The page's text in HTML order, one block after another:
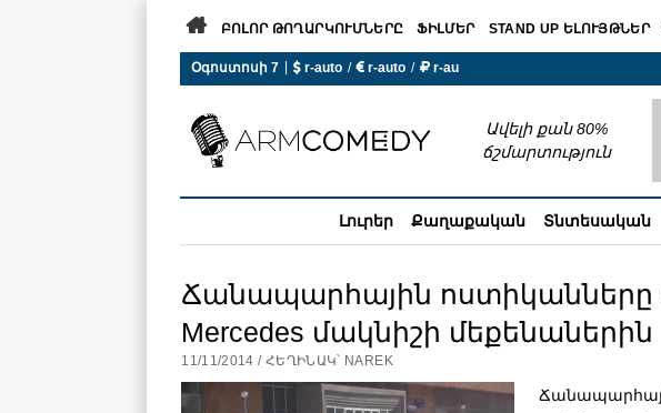
 ԲՈԼՈՐ ԹՈՂԱՐԿՈՒՄՆԵՐԸ ՖԻԼՄԵՐ STAND UP ԵԼՈՒՅԹՆԵՐ
Օգոստոսի 7 | 0°C  Եղանակն այսօր չի աշխատում
Ավելի քան 80%
ճշմարտություն
Լուրեր Քաղաքական Տնտեսական
Ճանապարհային ոստիկանները
Mercedes մակնիշի մեքենաներին
11/11/2014 / ՀԵՂԻՆԱԿ՝ NAREK